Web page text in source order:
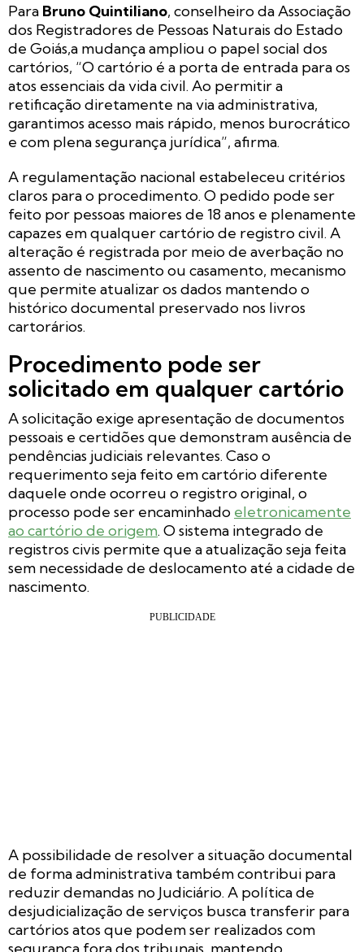
Para Bruno Quintiliano, conselheiro da Associação
dos Registradores de Pessoas Naturais do Estado
de Goiás,a mudança ampliou o papel social dos
cartórios, “O cartório é a porta de entrada para os
atos essenciais da vida civil. Ao permitir a
retificação diretamente na via administrativa,
garantimos acesso mais rápido, menos burocrático
e com plena segurança jurídica”, afirma.
A regulamentação nacional estabeleceu critérios
claros para o procedimento. O pedido pode ser
feito por pessoas maiores de 18 anos e plenamente
capazes em qualquer cartório de registro civil. A
alteração é registrada por meio de averbação no
assento de nascimento ou casamento, mecanismo
que permite atualizar os dados mantendo o
histórico documental preservado nos livros
cartorários.
Procedimento pode ser
solicitado em qualquer cartório
A solicitação exige apresentação de documentos
pessoais e certidões que demonstram ausência de
pendências judiciais relevantes. Caso o
requerimento seja feito em cartório diferente
daquele onde ocorreu o registro original, o
processo pode ser encaminhado eletronicamente
ao cartório de origem. O sistema integrado de
registros civis permite que a atualização seja feita
sem necessidade de deslocamento até a cidade de
nascimento.
A possibilidade de resolver a situação documental
de forma administrativa também contribui para
reduzir demandas no Judiciário. A política de
desjudicialização de serviços busca transferir para
cartórios atos que podem ser realizados com